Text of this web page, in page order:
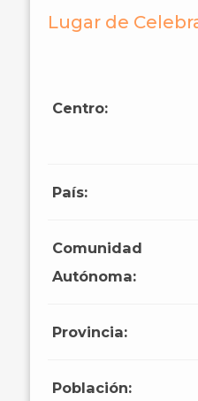
Lugar de
Centro:
País:
Comunidad
Autónoma:
Provincia:
Población: